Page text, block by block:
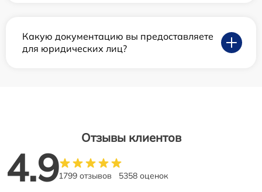
Какую документацию вы предоставляете
для юридических лиц?
Отзывы клиентов
4.91799 отзывов 5358 оценок